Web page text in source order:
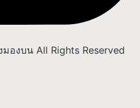
งบน All Rights Reserved